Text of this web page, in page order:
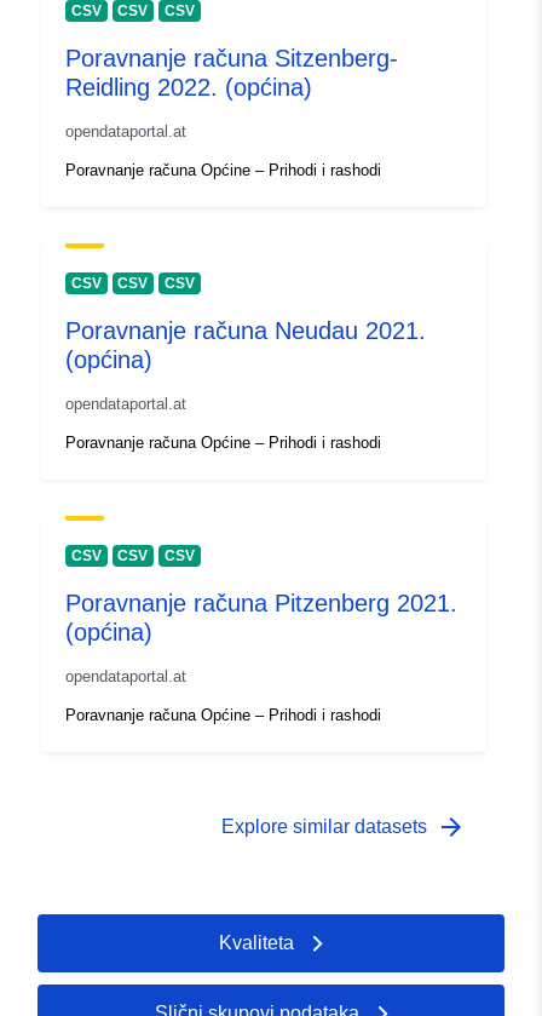
CSV CSV CSV
Poravnanje računa Sitzenberg-
Reidling 2022. (općina)
opendataportal.at
Poravnanje računa Općine – Prihodi i rashodi
CSV CSV CSV
Poravnanje računa Neudau 2021.
(općina)
opendataportal.at
Poravnanje računa Općine – Prihodi i rashodi
CSV CSV CSV
Poravnanje računa Pitzenberg 2021.
(općina)
opendataportal.at
Poravnanje računa Općine – Prihodi i rashodi
Explore similar datasets arrow_forward
Kvaliteta